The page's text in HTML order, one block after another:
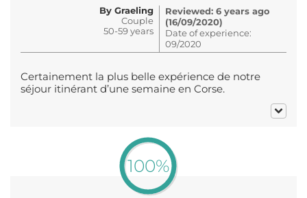
By Graeling
Couple
50-59 years
Reviewed: 6 years ago
(16/09/2020)
Date of experience:
09/2020
Certainement la plus belle expérience de notre
séjour itinérant d’une semaine en Corse.
100%